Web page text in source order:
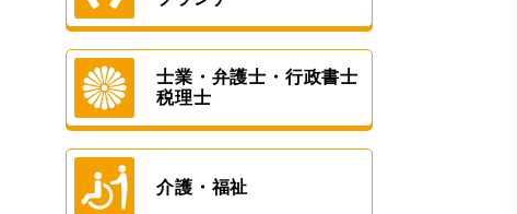
士業・弁護士・行政書士
税理士
介護・福祉